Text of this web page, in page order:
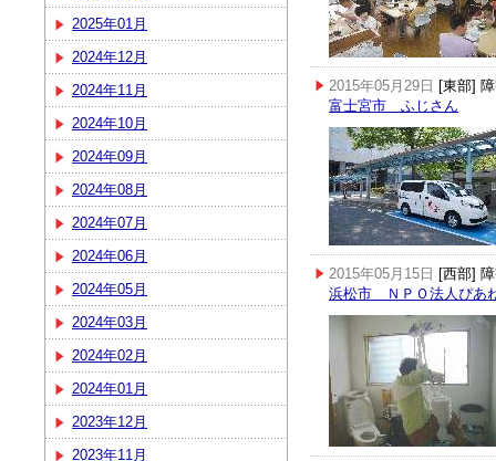
2025年01月
2024年12月
2024年11月
2024年10月
2024年09月
2024年08月
2024年07月
2024年06月
2024年05月
2024年03月
2024年02月
2024年01月
2023年12月
2023年11月
2015年05月29日 [東部]
富士宮市 ふじさん
2015年05月15日 [西部]
浜松市 ＮＰＯ法人ぴあ